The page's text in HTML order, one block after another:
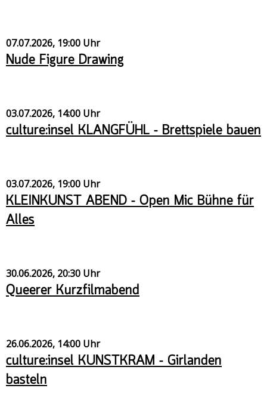
07.07.2026, 19:00 Uhr
Nude Figure Drawing
03.07.2026, 14:00 Uhr
culture:insel KLANGFÜHL – Brettspiele bauen
03.07.2026, 19:00 Uhr
KLEINKUNST ABEND – Open Mic Bühne für
Alles
30.06.2026, 20:30 Uhr
Queerer Kurzfilmabend
26.06.2026, 14:00 Uhr
culture:insel KUNSTKRAM – Girlanden
basteln